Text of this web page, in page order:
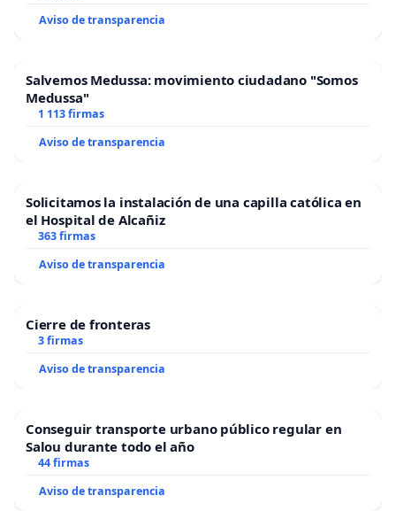
Aviso de transparencia
Salvemos Medussa: movimiento ciudadano "Somos
Medussa"
1 113 firmas
Aviso de transparencia
Solicitamos la instalación de una capilla católica en
el Hospital de Alcañiz
363 firmas
Aviso de transparencia
Cierre de fronteras
3 firmas
Aviso de transparencia
Conseguir transporte urbano público regular en
Salou durante todo el año
44 firmas
Aviso de transparencia